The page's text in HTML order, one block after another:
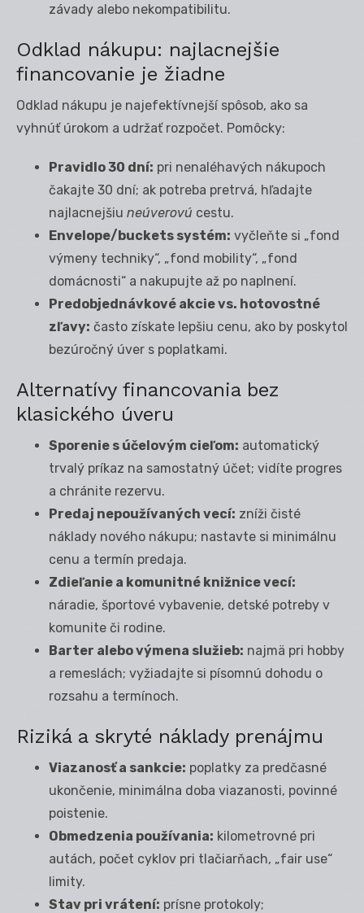
závady alebo nekompatibilitu.
Odklad nákupu: najlacnejšie
financovanie je žiadne
Odklad nákupu je najefektívnejší spôsob, ako sa
vyhnúť úrokom a udržať rozpočet. Pomôcky:
Pravidlo 30 dní: pri nenaléhavých nákupoch
čakajte 30 dní; ak potreba pretrvá, hľadajte
najlacnejšiu neúverovú cestu.
Envelope/buckets systém: vyčleňte si „fond
výmeny techniky“, „fond mobility“, „fond
domácnosti“ a nakupujte až po naplnení.
Predobjednávkové akcie vs. hotovostné
zľavy: často získate lepšiu cenu, ako by poskytol
bezúročný úver s poplatkami.
Alternatívy financovania bez
klasického úveru
Sporenie s účelovým cieľom: automatický
trvalý príkaz na samostatný účet; vidíte progres
a chránite rezervu.
Predaj nepoužívaných vecí: zníži čisté
náklady nového nákupu; nastavte si minimálnu
cenu a termín predaja.
Zdieľanie a komunitné knižnice vecí:
náradie, športové vybavenie, detské potreby v
komunite či rodine.
Barter alebo výmena služieb: najmä pri hobby
a remeslách; vyžiadajte si písomnú dohodu o
rozsahu a termínoch.
Riziká a skryté náklady prenájmu
Viazanosť a sankcie: poplatky za predčasné
ukončenie, minimálna doba viazanosti, povinné
poistenie.
Obmedzenia používania: kilometrovné pri
autách, počet cyklov pri tlačiarňach, „fair use“
limity.
Stav pri vrátení: prísne protokoly;